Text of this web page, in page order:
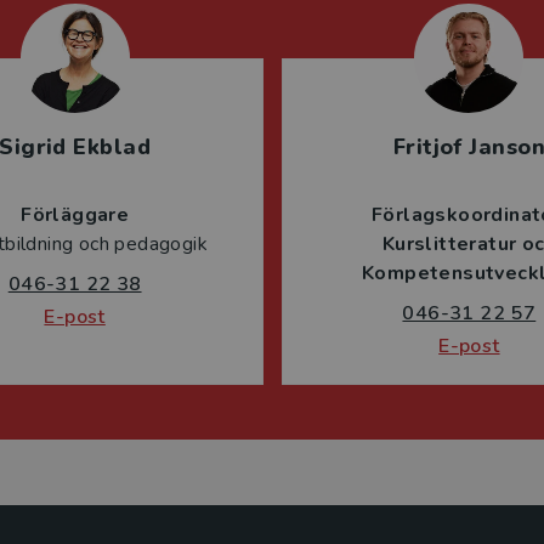
Sigrid Ekblad
Förläggare
och pedagogik
046-31 22 38
E-post
Fritjof Janson
Kurslitteratur
046-31 22 57
E-post